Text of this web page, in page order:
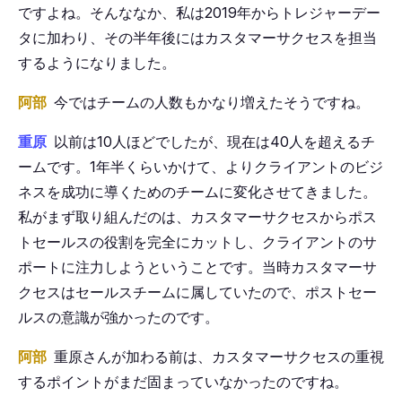
ですよね。そんななか、私は2019年からトレジャーデー
タに加わり、その半年後にはカスタマーサクセスを担当
するようになりました。
阿部 今ではチームの人数もかなり増えたそうですね。
重原 以前は10人ほどでしたが、現在は40人を超えるチ
ームです。1年半くらいかけて、よりクライアントのビジ
ネスを成功に導くためのチームに変化させてきました。
私がまず取り組んだのは、カスタマーサクセスからポス
トセールスの役割を完全にカットし、クライアントのサ
ポートに注力しようということです。当時カスタマーサ
クセスはセールスチームに属していたので、ポストセー
ルスの意識が強かったのです。
阿部 重原さんが加わる前は、カスタマーサクセスの重視
するポイントがまだ固まっていなかったのですね。